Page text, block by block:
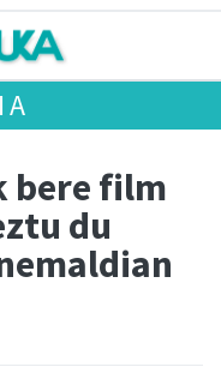
bere film
du